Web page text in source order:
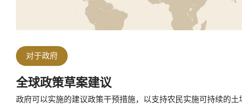
对于政府
全球政策草案建议
政府可以实施的建议政策干预措施，以支持农民实施可持续的土